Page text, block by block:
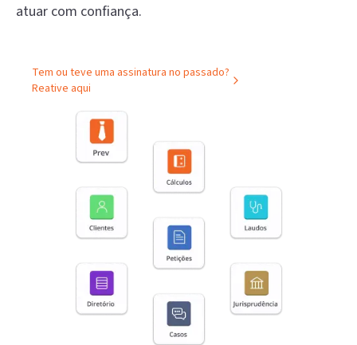
atuar com confiança.
Tem ou teve uma assinatura no passado?
Reative aqui